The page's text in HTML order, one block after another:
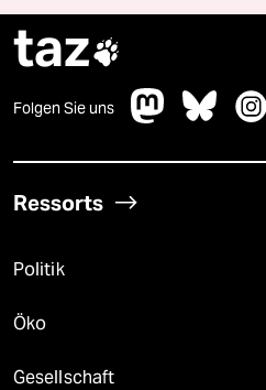
taz
Folgen Sie uns
Ressorts
Politik
Öko
Gesellschaft